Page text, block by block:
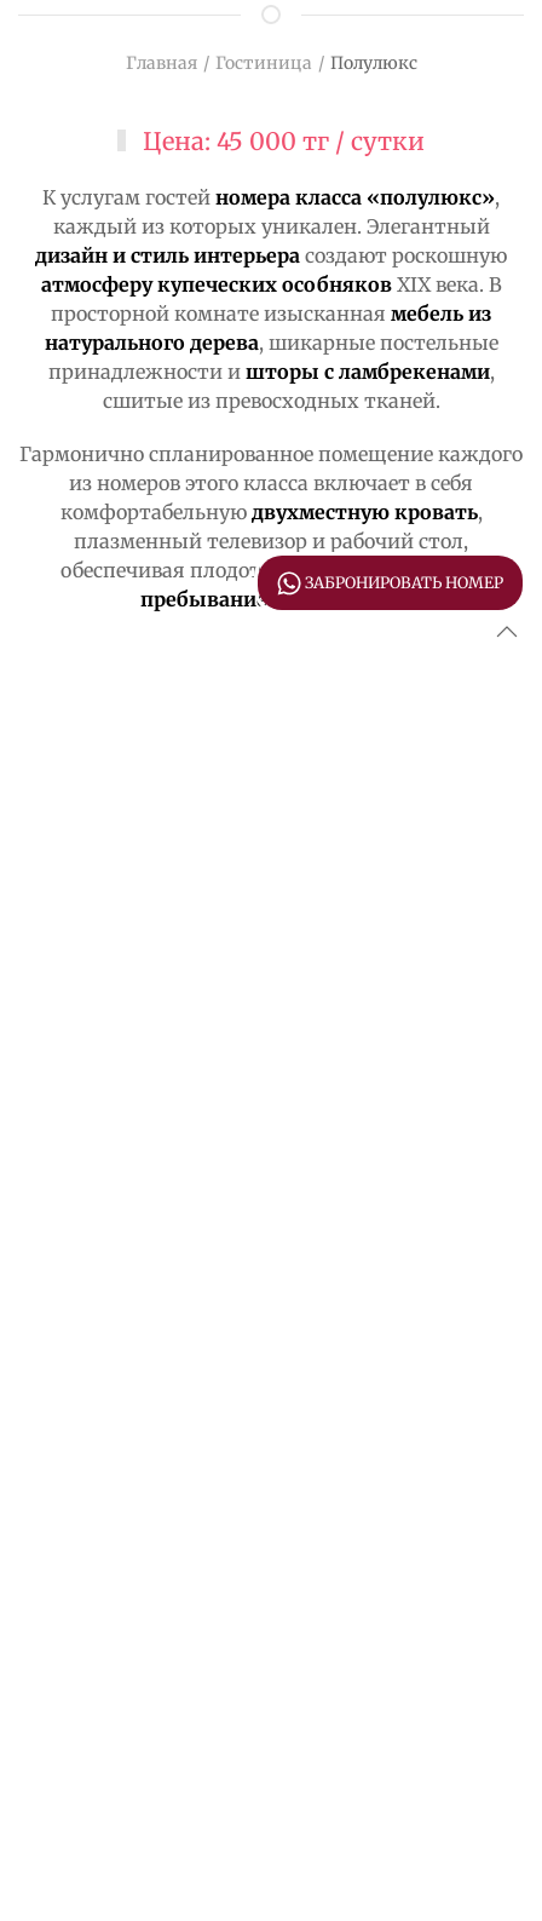
Главная Гостиница Полулюкс
Цена: 45 000 тг / сутки
К услугам гостей номера класса «полулюкс»,
каждый из которых уникален. Элегантный
дизайн и стиль интерьера создают роскошную
атмосферу купеческих особняковXIX века. В
просторной комнате изысканная мебель из
натурального дерева, шикарные постельные
принадлежности и шторы с ламбрекенами,
сшитые из превосходных тканей.
Гармонично спланированное помещение каждого
из номеров этого класса включает в себя
комфортабельную двухместную кровать,
плазменный телевизор и рабочий стол,
обеспечивая плодотворное икомфортное
пребывание в гостинице
ЗАБРОНИРОВАТЬ НОМЕР